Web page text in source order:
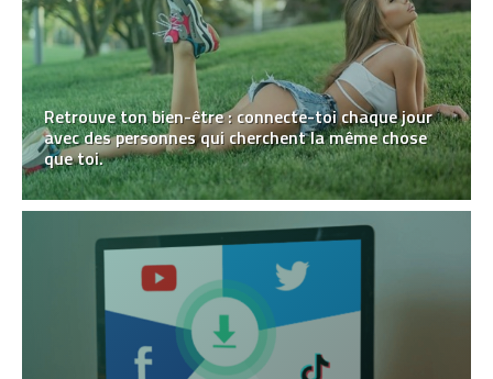
Retrouve ton bien-être : connecte-toi chaque jour
avec des personnes qui cherchent la même chose
que toi.